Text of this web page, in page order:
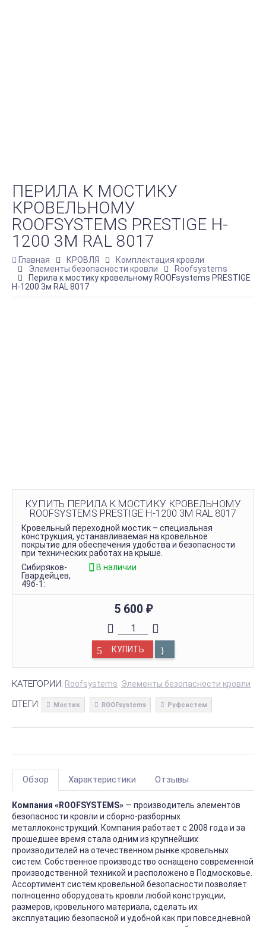
ПЕРИЛА К МОСТИКУ
КРОВЕЛЬНОМУ
ROOFSYSTEMS PRESTIGE H-
1200 3М RAL 8017
Главная КРОВЛЯ
Комплектация кровли
Элементы безопасности кровли
Roofsystems
Перила к мостику кровельному ROOFsystems PRESTIGE
H-1200 3м RAL 8017
КУПИТЬ ПЕРИЛА К МОСТИКУ КРОВЕЛЬНОМУ
ROOFSYSTEMS PRESTIGE H-1200 3М RAL 8017
Кровельный переходной мостик – специальная
конструкция, устанавливаемая на кровельное
покрытие для обеспечения удобства и безопасности
при технических работах на крыше.
Сибиряков-
Гвардейцев,
49б-1:
В наличии
5 600 ₽
КУПИТЬ
КАТЕГОРИИ: Roofsystems Элементы безопасности кровли
ТЕГИ: Мостик ROOFsystems Руфсистем
Обзор Характеристики Отзывы
Компания «ROOFSYSTEMS» — производитель элементов
безопасности кровли и сборно-разборных
металлоконструкций. Компания работает с 2008 года и за
прошедшее время стала одним из крупнейших
производителей на отечественном рынке кровельных
систем. Собственное производство оснащено современной
производственной техникой и расположено в Подмосковье.
Ассортимент систем кровельной безопасности позволяет
полноценно оборудовать кровли любой конструкции,
размеров, кровельного материала, сделать их
эксплуатацию безопасной и удобной как при повседневной